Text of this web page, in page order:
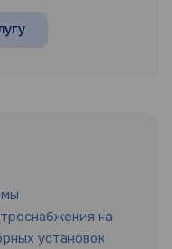
на
установок